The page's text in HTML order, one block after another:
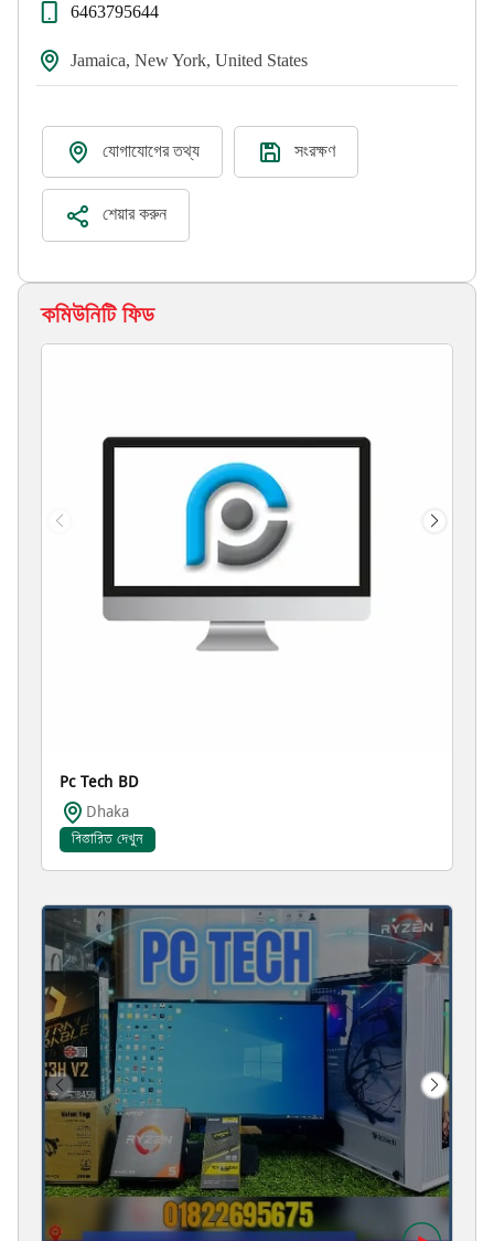
6463795644
Jamaica, New York, United States
যোগাযোগের তথ্য সংরক্ষণ
শেয়ার করুন
কমিউনিটি ফিড
Pc Tech BD
Dhaka
বিস্তারিত দেখুন